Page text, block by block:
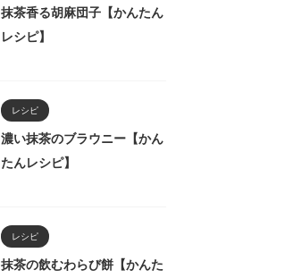
抹茶香る胡麻団子【かんたん
レシピ】
レシピ
濃い抹茶のブラウニー【かん
たんレシピ】
レシピ
抹茶の飲むわらび餅【かんた